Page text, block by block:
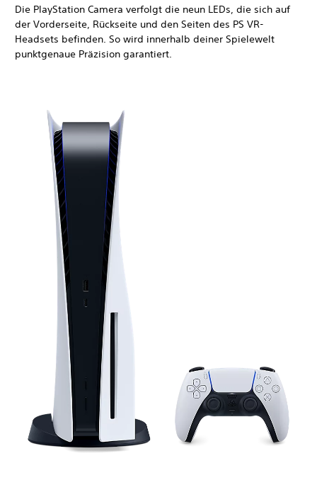
Die PlayStation Camera verfolgt die neun LEDs, die sich auf
der Vorderseite, Rückseite und den Seiten des PS VR-
Headsets befinden. So wird innerhalb deiner Spielewelt
punktgenaue Präzision garantiert.